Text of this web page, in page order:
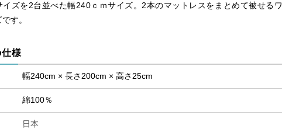
イズを2台並べた幅240ｃｍサイズ。2本のマットレスをまとめて被せるワ
す。
様
幅240cm × 長さ200cm × 高さ25cm
綿100％
日本